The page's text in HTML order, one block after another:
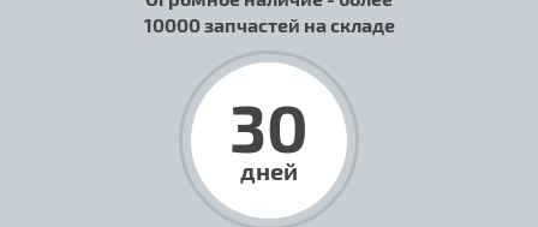
10000 запчастей на складе
30
дней